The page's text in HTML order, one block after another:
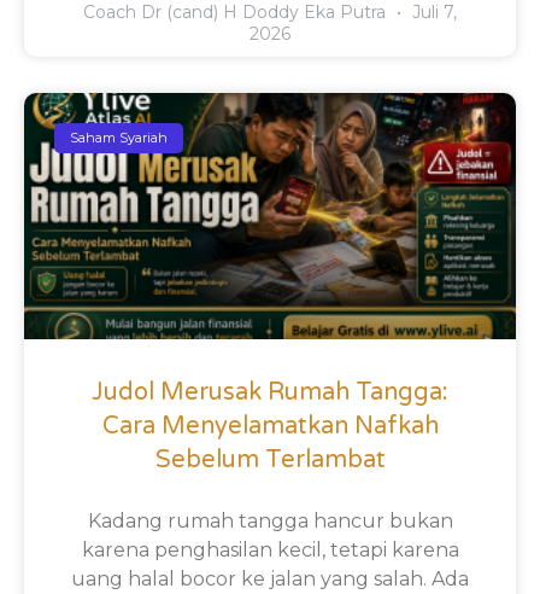
Coach Dr (cand) H Doddy Eka Putra
Juli 7,
2026
Saham Syariah
Judol Merusak Rumah Tangga:
Cara Menyelamatkan Nafkah
Sebelum Terlambat
Kadang rumah tangga hancur bukan
karena penghasilan kecil, tetapi karena
uang halal bocor ke jalan yang salah. Ada